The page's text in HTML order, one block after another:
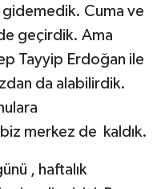
Cuma ve
geçirdik. Ama
Tayyip Erdoğan ile
da alabilirdik.
merkez de kaldık.
, haftalık